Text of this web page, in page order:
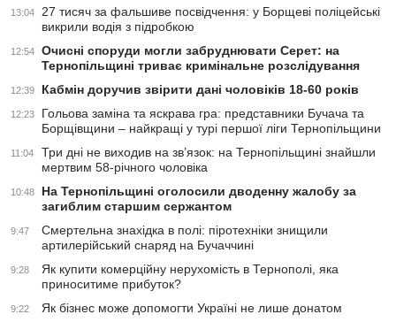
13:04
27 тисяч за фальшиве посвідчення: у Борщеві поліцейські
викрили водія з підробкою
12:54
Очисні споруди могли забруднювати Серет: на
Тернопільщині триває кримінальне розслідування
12:39 Кабмін доручив звірити дані чоловіків 18-60 років
12:23
Гольова заміна та яскрава гра: представники Бучача та
Борщівщини – найкращі у турі першої ліги Тернопільщини
11:04
Три дні не виходив на зв’язок: на Тернопільщині знайшли
мертвим 58-річного чоловіка
10:48
На Тернопільщині оголосили дводенну жалобу за
загиблим старшим сержантом
9:47
Смертельна знахідка в полі: піротехніки знищили
артилерійський снаряд на Бучаччині
9:28
Як купити комерційну нерухомість в Тернополі, яка
приноситиме прибуток?
9:22 Як бізнес може допомогти Україні не лише донатом